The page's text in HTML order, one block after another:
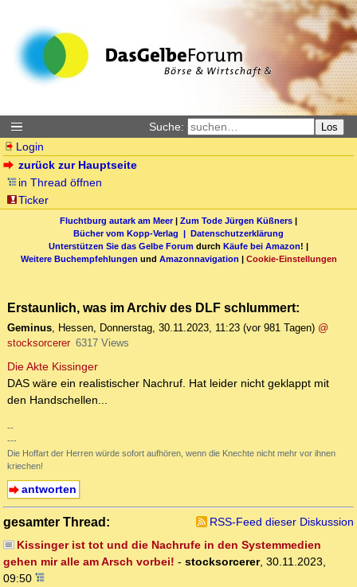
Suche: Los
Login
zurück zur Hauptseite
in Thread öffnen
Ticker
Fluchtburg autark am Meer| Zum Tode Jürgen Küßners |
Bücher vom Kopp-Verlag | Datenschutzerklärung
Unterstützen Sie das Gelbe Forum durch Käufe bei Amazon! |
Weitere Buchempfehlungen und Amazonnavigation | Cookie-Einstellungen
Erstaunlich, was im Archiv des DLF schlummert:
Geminus, Hessen, Donnerstag, 30.11.2023, 11:23 (vor 981 Tagen) @
stocksorcerer 6317 Views
Die Akte Kissinger
DAS wäre ein realistischer Nachruf. Hat leider nicht geklappt mit
den Handschellen...
--
---
Die Hoffart der Herren würde sofort aufhören, wenn die Knechte nicht mehr vor ihnen
kriechen!
antworten
gesamter Thread:
RSS-Feed dieser Diskussion
Kissinger ist tot und die Nachrufe in den Systemmedien
gehen mir alle am Arsch vorbei! - stocksorcerer, 30.11.2023,
09:50